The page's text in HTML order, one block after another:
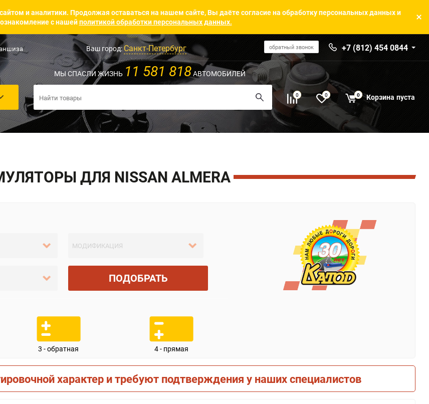
и аналитики. Продолжая оставаться на нашем сайте, Вы даёте согласие на обработку персональных данных и
с нашейполитикой обработки персональных данных.
Ваш город:Санкт-Петербург обратный звонок +7 (812) 454 0844
МЫ СПАСЛИ ЖИЗНЬ 11 581 818АВТОМОБИЛЕЙ
0 0 0 Корзина пуста
ДЛЯ NISSAN ALMERA
ПОДОБРАТЬ
3 - обратная 4 - прямая
характер и требуют подтверждения у наших специалистов